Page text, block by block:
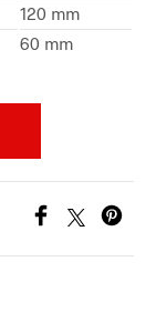
120 mm
60 mm